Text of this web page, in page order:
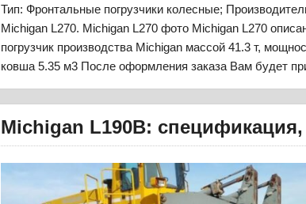
Тип: Фронтальные погрузчики колесные;
Michigan L270. Michigan L270 фото Michigan L270
погрузчик производства Michigan массой 41.3 т,
ковша 5.35 м3 После оформления заказа Вам будет
Michigan L190B: